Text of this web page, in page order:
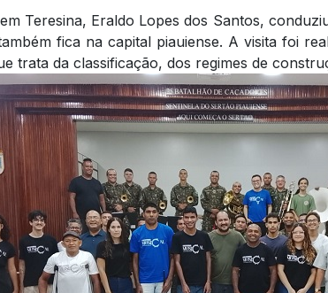
Teresina, Eraldo Lopes dos Santos,
fica na capital piauiense. A visita foi
trata da classificação, dos regimes de